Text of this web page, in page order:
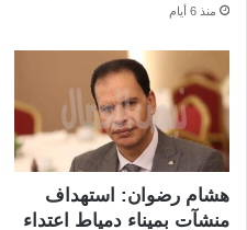
منذ 6 أيام
هشام رضوان: استهداف
منشآت بميناء دمياط اعتداء